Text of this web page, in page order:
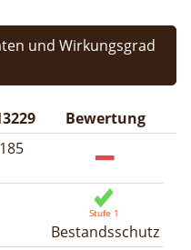
und Wirkungsgrad
Bewertung
Bestandsschutz